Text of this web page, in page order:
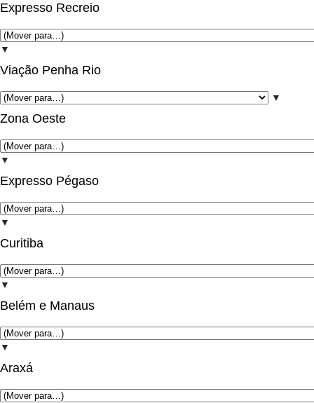
Expresso Recreio
▼
Viação Penha Rio
▼
Zona Oeste
▼
Expresso Pégaso
▼
Curitiba
▼
Belém e Manaus
▼
Araxá